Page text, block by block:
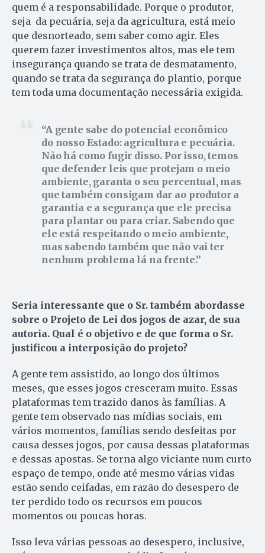
quem é a responsabilidade. Porque o produtor,
seja da pecuária, seja da agricultura, está meio
que desnorteado, sem saber como agir. Eles
querem fazer investimentos altos, mas ele tem
insegurança quando se trata de desmatamento,
quando se trata da segurança do plantio, porque
tem toda uma documentação necessária exigida.
A gente sabe do potencial econômico
do nosso Estado: agricultura e pecuária.
Não há como fugir disso. Por isso, temos
que defender leis que protejam o meio
ambiente, garanta o seu percentual, mas
que também consigam dar ao produtor a
garantia e a segurança que ele precisa
para plantar ou para criar. Sabendo que
ele está respeitando o meio ambiente,
mas sabendo também que não vai ter
nenhum problema lá na frente.
Seria interessante que o Sr. também abordasse
sobre o Projeto de Lei dos jogos de azar, de sua
autoria. Qual é o objetivo e de que forma o Sr.
justificou a interposição do projeto?
A gente tem assistido, ao longo dos últimos
meses, que esses jogos cresceram muito. Essas
plataformas tem trazido danos às famílias. A
gente tem observado nas mídias sociais, em
vários momentos, famílias sendo desfeitas por
causa desses jogos, por causa dessas plataformas
e dessas apostas. Se torna algo viciante num curto
espaço de tempo, onde até mesmo várias vidas
estão sendo ceifadas, em razão do desespero de
ter perdido todo os recursos em poucos
momentos ou poucas horas.
Isso leva várias pessoas ao desespero, inclusive,